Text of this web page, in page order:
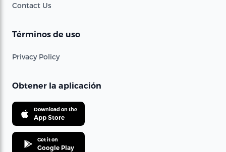
Contact Us
Términos de uso
Privacy Policy
Obtener la aplicación
Download on the
App Store
Get it on
Google Play